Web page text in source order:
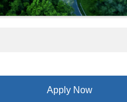
Apply Now